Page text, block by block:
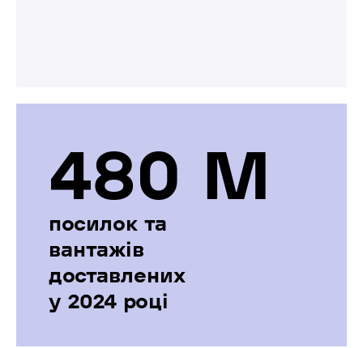
480 М
посилок та
вантажів
доставлених
у 2024 році